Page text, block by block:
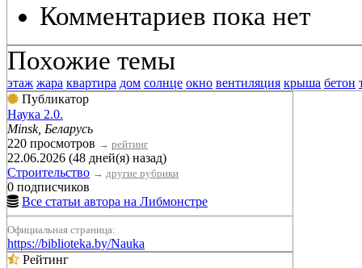
Комментариев пока нет
Похожие темы
этаж жара квартира дом солнце окно вентиляция крыша бетон
Публикатор
Наука 2.0.
Minsk, Беларусь
220 просмотров → рейтинг
22.06.2026 (48 дней(я) назад)
Строительство → другие рубрики
0 подписчиков
Все статьи автора на Либмонстре
Официальная страница:
https://biblioteka.by/Nauka
Рейтинг